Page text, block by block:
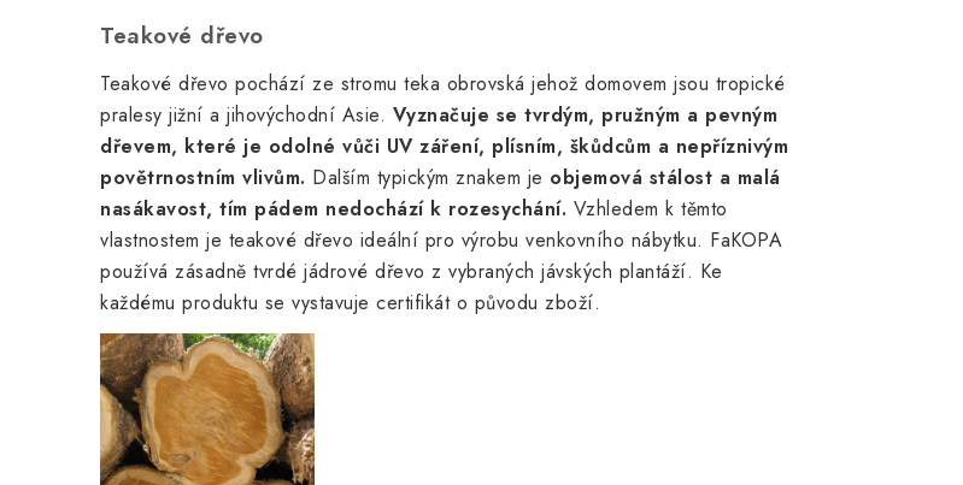
Teakové dřevo
Teakové dřevo pochází ze stromu teka obrovská jehož domovem jsou tropické
pralesy jižní a jihovýchodní Asie. Vyznačuje se tvrdým, pružným a pevným
dřevem, které je odolné vůči UV záření, plísním, škůdcům a nepříznivým
povětrnostním vlivům. Dalším typickým znakem je objemová stálost a malá
nasákavost, tím pádem nedochází k rozesychání. Vzhledem k těmto
vlastnostem je teakové dřevo ideální pro výrobu venkovního nábytku. FaKOPA
používá zásadně tvrdé jádrové dřevo z vybraných jávských plantáží. Ke
každému produktu se vystavuje certifikát o původu zboží.